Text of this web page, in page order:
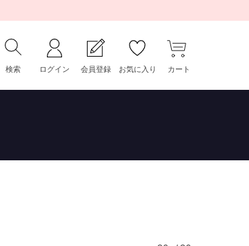
検索 ログイン 会員登録 お気に入り カート